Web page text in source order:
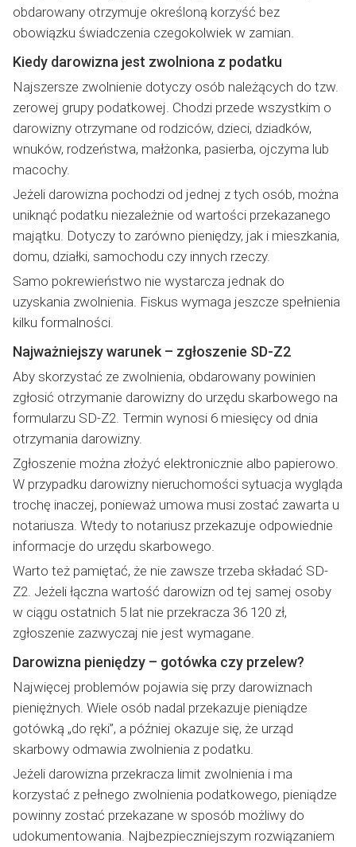
obdarowany otrzymuje określoną korzyść bez
obowiązku świadczenia czegokolwiek w zamian.
Kiedy darowizna jest zwolniona z podatku
Najszersze zwolnienie dotyczy osób należących do tzw.
zerowej grupy podatkowej. Chodzi przede wszystkim o
darowizny otrzymane od rodziców, dzieci, dziadków,
wnuków, rodzeństwa, małżonka, pasierba, ojczyma lub
macochy.
Jeżeli darowizna pochodzi od jednej z tych osób, można
uniknąć podatku niezależnie od wartości przekazanego
majątku. Dotyczy to zarówno pieniędzy, jak i mieszkania,
domu, działki, samochodu czy innych rzeczy.
Samo pokrewieństwo nie wystarcza jednak do
uzyskania zwolnienia. Fiskus wymaga jeszcze spełnienia
kilku formalności.
Najważniejszy warunek – zgłoszenie SD-Z2
Aby skorzystać ze zwolnienia, obdarowany powinien
zgłosić otrzymanie darowizny do urzędu skarbowego na
formularzu SD-Z2. Termin wynosi 6 miesięcy od dnia
otrzymania darowizny.
Zgłoszenie można złożyć elektronicznie albo papierowo.
W przypadku darowizny nieruchomości sytuacja wygląda
trochę inaczej, ponieważ umowa musi zostać zawarta u
notariusza. Wtedy to notariusz przekazuje odpowiednie
informacje do urzędu skarbowego.
Warto też pamiętać, że nie zawsze trzeba składać SD-
Z2. Jeżeli łączna wartość darowizn od tej samej osoby
w ciągu ostatnich 5 lat nie przekracza 36 120 zł,
zgłoszenie zazwyczaj nie jest wymagane.
Darowizna pieniędzy – gotówka czy przelew?
Najwięcej problemów pojawia się przy darowiznach
pieniężnych. Wiele osób nadal przekazuje pieniądze
gotówką „do ręki”, a później okazuje się, że urząd
skarbowy odmawia zwolnienia z podatku.
Jeżeli darowizna przekracza limit zwolnienia i ma
korzystać z pełnego zwolnienia podatkowego, pieniądze
powinny zostać przekazane w sposób możliwy do
udokumentowania. Najbezpieczniejszym rozwiązaniem